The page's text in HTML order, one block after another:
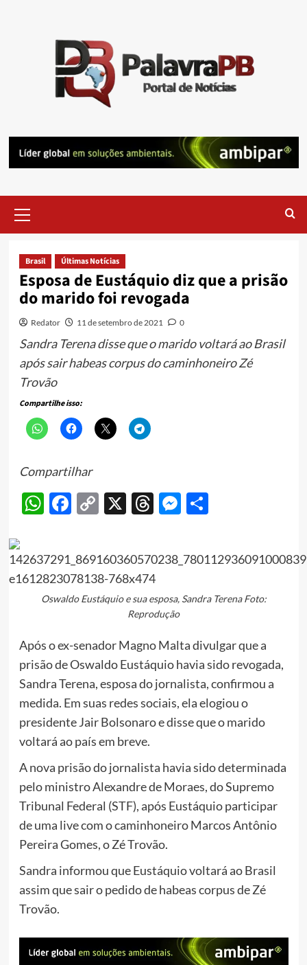
Menu
Brasil Últimas Notícias
Esposa de Eustáquio diz que a prisão
do marido foi revogada
Redator 11 de setembro de 2021 0
Sandra Terena disse que o marido voltará ao Brasil
após sair habeas corpus do caminhoneiro Zé
Trovão
Compartilhe isso:
Compartilhar
WhatsApp
Facebook
Copy
X Threads
Messenger
Share
Oswaldo Eustáquio e sua esposa, Sandra Terena Foto:
Reprodução
Após o ex-senador Magno Malta divulgar que a
prisão de Oswaldo Eustáquio havia sido revogada,
Sandra Terena, esposa do jornalista, confirmou a
medida. Em suas redes sociais, ela elogiou o
presidente Jair Bolsonaro e disse que o marido
voltará ao país em breve.
A nova prisão do jornalista havia sido determinada
pelo ministro Alexandre de Moraes, do Supremo
Tribunal Federal (STF), após Eustáquio participar
de uma live com o caminhoneiro Marcos Antônio
Pereira Gomes, o Zé Trovão.
Sandra informou que Eustáquio voltará ao Brasil
assim que sair o pedido de habeas corpus de Zé
Trovão.